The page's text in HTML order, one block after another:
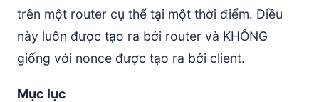
trên một router cụ thể tại một thời điểm. Điều
này luôn được tạo ra bởi router và KHÔNG
giống với nonce được tạo ra bởi client.
Mục lục